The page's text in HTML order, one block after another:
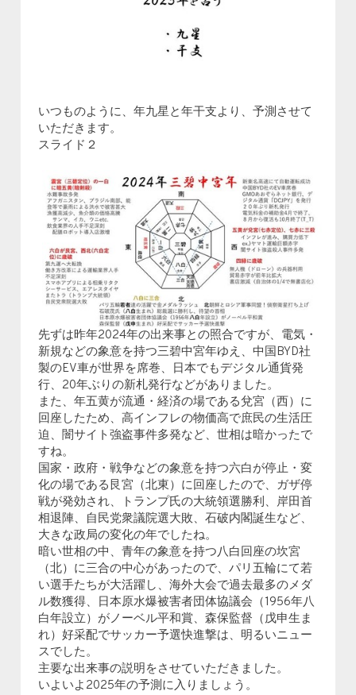
いつものように、年九星と年干支より、予測させて
いただきます。
スライド２
先ずは昨年2024年の出来事との照合ですが、電気・
新規などの象意を持つ三碧中宮年ゆえ、中国BYD社
製のEV車が世界を席巻、日本でもデジタル通貨発
行、20年ぶりの新札発行などがありました。
また、年五黄が流通・経済の場である兌宮（西）に
回座したため、高インフレの物価高で庶民の生活圧
迫、闇サイト強盗事件多発など、世相は暗かったで
すね。
国家・政府・戦争などの象意を持つ六白が停止・変
化の場である艮宮（北東）に回座したので、ガザ停
戦が発効され、トランプ氏の大統領選勝利、岸田首
相退陣、自民党衆議院選大敗、石破内閣誕生など、
大きな政局の変化の年でしたね。
暗い世相の中、青年の象意を持つ八白回座の坎宮
（北）に三合の中心があったので、パリ五輪にて若
い選手たちが大活躍し、海外大会で過去最多のメダ
ル数獲得、日本原水爆被害者団体協議会（1956年八
白年設立）がノーベル平和賞、森保監督（戊申生ま
れ）好采配でサッカー予選快進撃は、明るいニュー
スでした。
主要な出来事の説明をさせていただきました。
いよいよ2025年の予測に入りましょう。